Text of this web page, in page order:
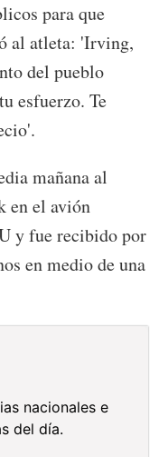
para que
al atleta: 'Irving,
del pueblo
esfuerzo. Te
mañana al
en el avión
y fue recibido por
en medio de una
nacionales e
del día.